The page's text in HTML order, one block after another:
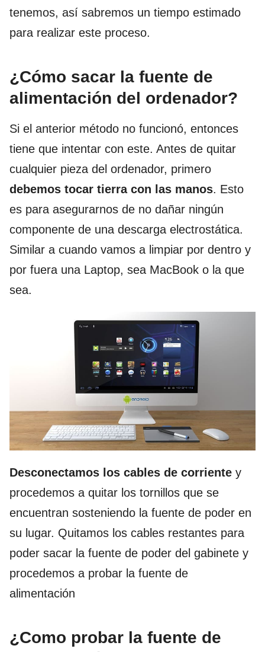
tenemos, así sabremos un tiempo estimado
para realizar este proceso.
¿Cómo sacar la fuente de
alimentación del ordenador?
Si el anterior método no funcionó, entonces
tiene que intentar con este. Antes de quitar
cualquier pieza del ordenador, primero
debemos tocar tierra con las manos. Esto
es para asegurarnos de no dañar ningún
componente de una descarga electrostática.
Similar a cuando vamos a limpiar por dentro y
por fuera una Laptop, sea MacBook o la que
sea.
Desconectamos los cables de corriente y
procedemos a quitar los tornillos que se
encuentran sosteniendo la fuente de poder en
su lugar. Quitamos los cables restantes para
poder sacar la fuente de poder del gabinete y
procedemos a probar la fuente de
alimentación
¿Como probar la fuente de